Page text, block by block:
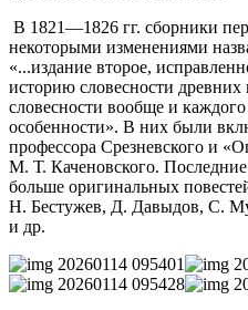
В 1821—1826 гг. сборники
некоторыми изменениями
«...издание второе,
историю словесности
словесности вообще и
особенности». В них были
профессора Срезневского и
М. Т. Каченовского.
больше оригинальных
Н. Бестужев, Д. Давыдов, С.
и др.